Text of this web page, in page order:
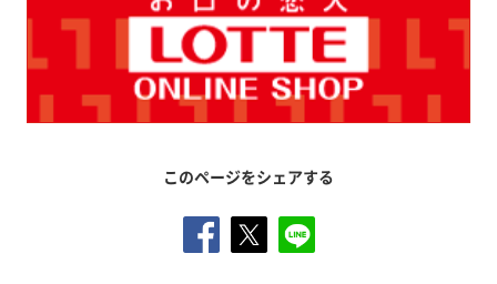
このページをシェアする